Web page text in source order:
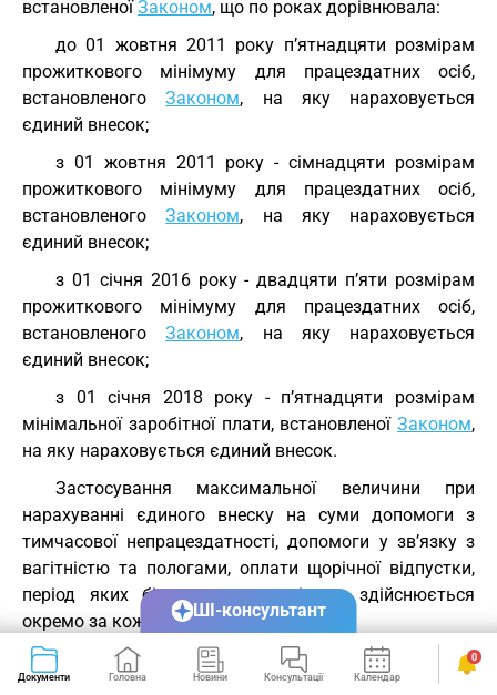
встановленоїЗаконом, що по роках дорівнювала:
до 01 жовтня 2011 року п’ятнадцяти розмірам
прожиткового мінімуму для працездатних осіб,
встановленогоЗаконом, на яку нараховується
єдиний внесок;
з 01 жовтня 2011 року - сімнадцяти розмірам
прожиткового мінімуму для працездатних осіб,
встановленогоЗаконом, на яку нараховується
єдиний внесок;
з 01 січня 2016 року - двадцяти п’яти розмірам
прожиткового мінімуму для працездатних осіб,
встановленогоЗаконом, на яку нараховується
єдиний внесок;
з 01 січня 2018 року - п’ятнадцяти розмірам
мінімальної заробітної плати, встановленої Законом,
на яку нараховується єдиний внесок.
Застосування максимальної величини при
нарахуванні єдиного внеску на суми допомоги з
тимчасової непрацездатності, допомоги у зв’язку з
вагітністю та пологами, оплати щорічної відпустки,
період яких більше одного місяця, здійснюється
окремо за кожний місяць.
Якщо нарахування заробітної плати
здійснюється за попередній період, зокрема у зв’язку
Документи Головна Новини Консультації Календар Сервіси
0
ШІ-консультант